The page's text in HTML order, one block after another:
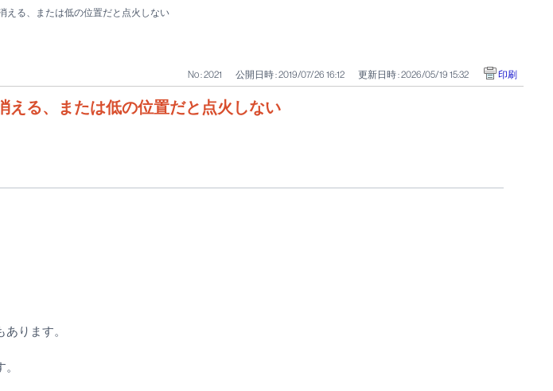
える、または低の位置だと点火しない
No : 2021 公開日時 : 2019/07/26 16:12 更新日時 : 2026/05/19 15:32 印刷
える、または低の位置だと点火しない
ります。